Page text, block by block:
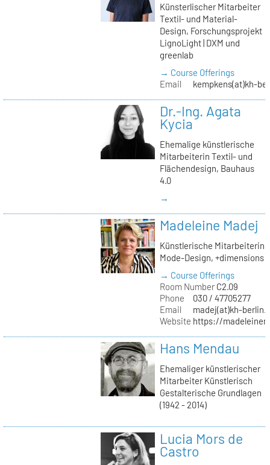
Künsterlischer Mitarbeiter
Textil- und Material-
Design, Forschungsprojekt
LignoLight | DXM und
greenlab
→ Course Offerings
Email
kempkens(at)kh-
Dr.-Ing. Agata
Kycia
Ehemalige künstlerische
Mitarbeiterin Textil- und
Flächendesign, Bauhaus
4.0
→
Madeleine Madej
Künstlerische Mitarbeiterin
Mode-Design, +dimensions
→ Course Offerings
Room NumberC2.09
Phone
030 / 47705277
Email
madej(at)kh-
Website https://
Hans Mendau
Ehemaliger künstlerischer
Mitarbeiter Künstlerisch
Gestalterische Grundlagen
(1942 - 2014)
Lucia Mors de
Castro